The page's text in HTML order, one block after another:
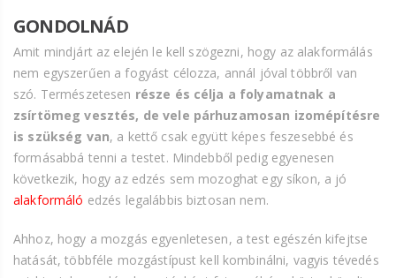
GONDOLNÁD
Amit mindjárt az elején le kell szögezni, hogy az alakformálás
nem egyszerűen a fogyást célozza, annál jóval többről van
szó. Természetesen része és célja a folyamatnak a
zsírtömeg vesztés, de vele párhuzamosan izomépítésre
is szükség van, a kettő csak együtt képes feszesebbé és
formásabbá tenni a testet. Mindebből pedig egyenesen
következik, hogy az edzés sem mozoghat egy síkon, a jó
alakformáló edzés legalábbis biztosan nem.
Ahhoz, hogy a mozgás egyenletesen, a test egészén kifejtse
hatását, többféle mozgástípust kell kombinálni, vagyis tévedés